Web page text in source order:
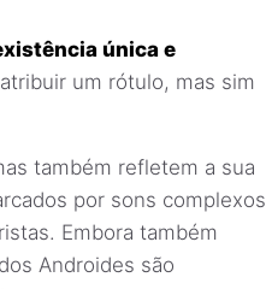
única e
um rótulo, mas sim
também refletem a sua
por sons complexos
Embora também
Androides são